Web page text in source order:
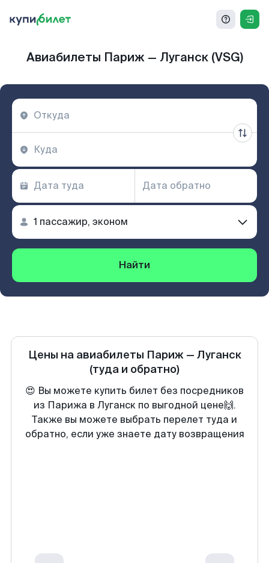
Авиабилеты Париж — Луганск (VSG)
Найти
Цены на авиабилеты Париж— Луганск
(туда и обратно)
😍 Вы можете купить билет без посредников
из Парижа в Луганск по выгодной цене🙌.
Также вы можете выбрать перелет туда и
обратно, если уже знаете дату возвращения